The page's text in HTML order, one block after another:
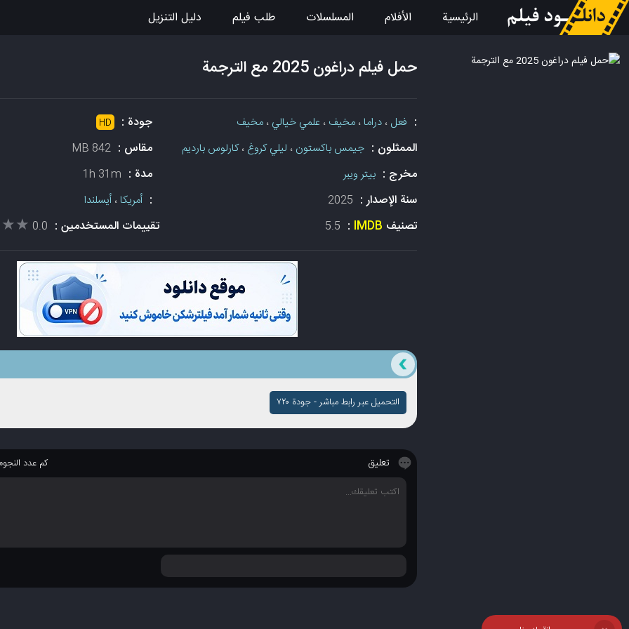
الرئيسية الأفلام المسلسلات طلب فيلم دليل التنزيل
حمل فيلم دراغون 2025 مع الترجمة
: فعل ،دراما،مخيف ، علمي خيالي ،مخيف جودة : HD
الممثلون :جيمس باكستون ، ليلي كروغ ،كارلوس بارديم مقاس :842 MB
مخرج :بيتر ويبر مدة : 1h 31m
سنة الإصدار : 2025
:أمريكا،أيسلندا
تصنيف IMDB
:
5.5 تقييمات المستخدمين : 0.0
التحميل عبر رابط مباشر - جودة ۷۲۰
تعليق كم عدد